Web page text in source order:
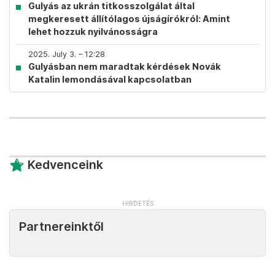
Gulyás az ukrán titkosszolgálat által
megkeresett állítólagos újságírókról: Amint
lehet hozzuk nyilvánosságra
2025. July 3. – 12:28
Gulyásban nem maradtak kérdések Novák
Katalin lemondásával kapcsolatban
Kedvenceink
Partnereinktől